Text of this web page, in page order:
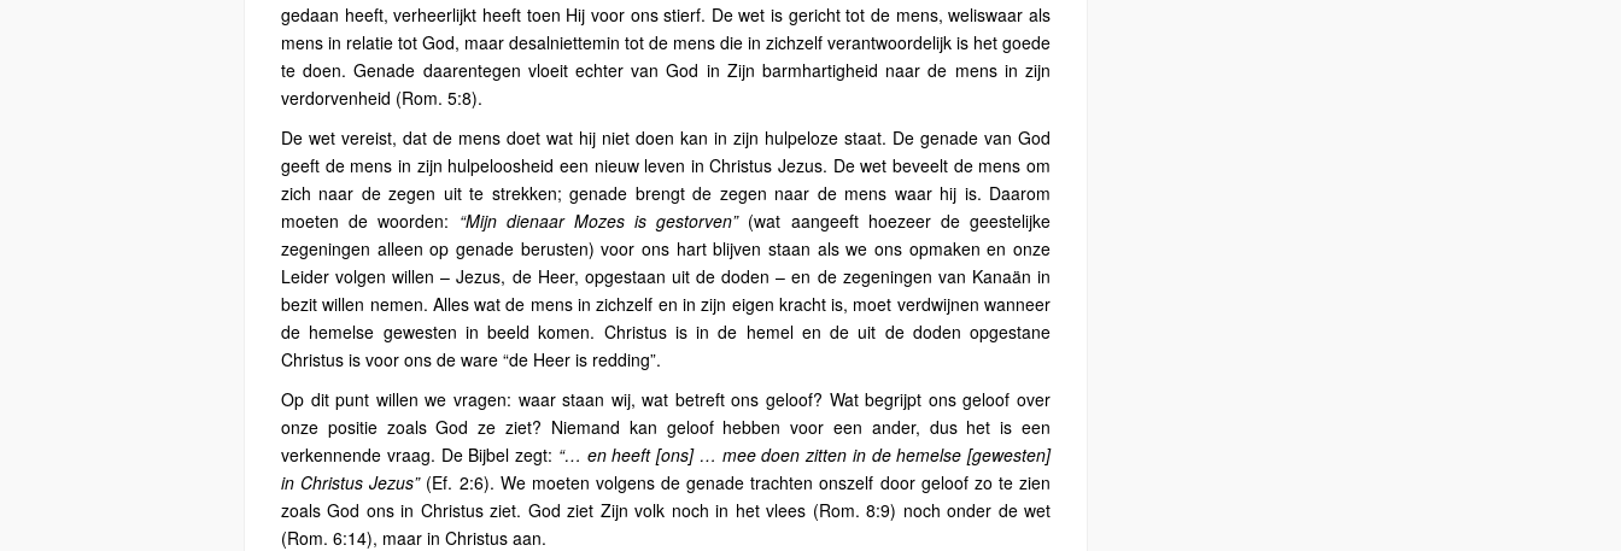
gedaan heeft, verheerlijkt heeft toen Hij voor ons stierf. De wet is gericht tot de mens, weliswaar als
mens in relatie tot God, maar desalniettemin tot de mens die in zichzelf verantwoordelijk is het goede
te doen. Genade daarentegen vloeit echter van God in Zijn barmhartigheid naar de mens in zijn
verdorvenheid (Rom. 5:8).
De wet vereist, dat de mens doet wat hij niet doen kan in zijn hulpeloze staat. De genade van God
geeft de mens in zijn hulpeloosheid een nieuw leven in Christus Jezus. De wet beveelt de mens om
zich naar de zegen uit te strekken; genade brengt de zegen naar de mens waar hij is. Daarom
moeten de woorden: “Mijn dienaar Mozes is gestorven”(wat aangeeft hoezeer de geestelijke
zegeningen alleen op genade berusten) voor ons hart blijven staan als we ons opmaken en onze
Leider volgen willen – Jezus, de Heer, opgestaan uit de doden – en de zegeningen van Kanaän in
bezit willen nemen. Alles wat de mens in zichzelf en in zijn eigen kracht is, moet verdwijnen wanneer
de hemelse gewesten in beeld komen. Christus is in de hemel en de uit de doden opgestane
Christus is voor ons de ware “de Heer is redding”.
Op dit punt willen we vragen: waar staan wij, wat betreft ons geloof? Wat begrijpt ons geloof over
onze positie zoals God ze ziet? Niemand kan geloof hebben voor een ander, dus het is een
verkennende vraag. De Bijbel zegt: “… en heeft [ons] … mee doen zitten in de hemelse [gewesten]
in Christus Jezus”(Ef. 2:6). We moeten volgens de genade trachten onszelf door geloof zo te zien
zoals God ons in Christus ziet. God ziet Zijn volk noch in het vlees (Rom. 8:9) noch onder de wet
(Rom. 6:14), maar in Christus aan.